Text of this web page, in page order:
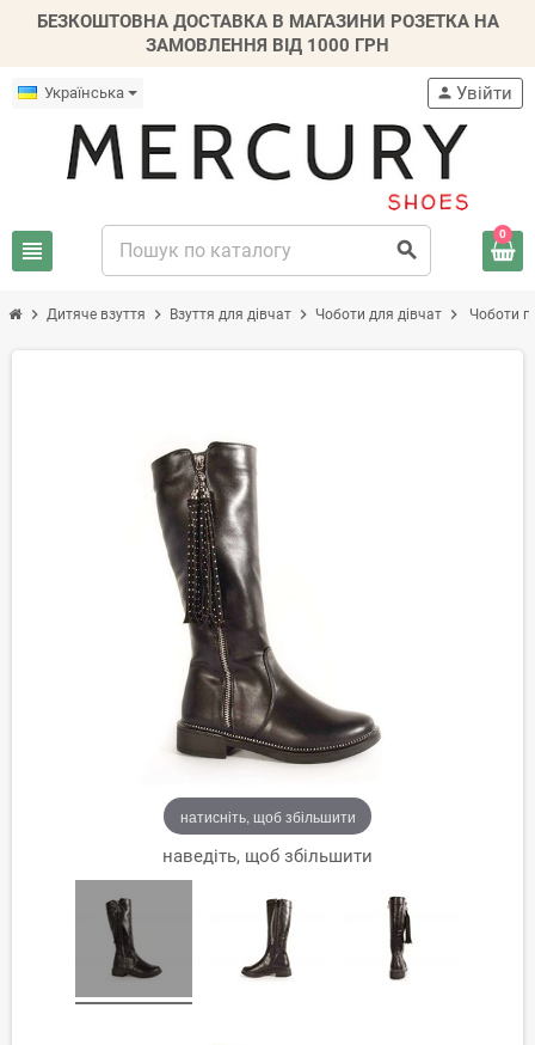
БЕЗКОШТОВНА ДОСТАВКА В МАГАЗИНИ РОЗЕТКА НА
ЗАМОВЛЕННЯ ВІД 1000 ГРН
Українська
view_headline search
person Увійти
0
chevron_right Дитяче взуття chevron_right Взуття для дівчат chevron_right Чоботи для дівчат chevron_right Чоботи
натисніть, щоб збільшити
наведіть, щоб збільшити